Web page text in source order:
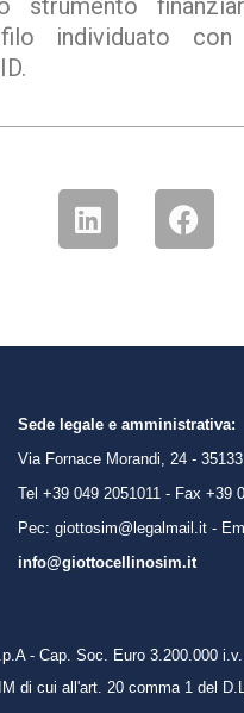
strumento
individuato
Sede legale e amministrativa:
Via Fornace Morandi, 24 -
Tel +39 049 2051011 - Fax +39
Pec: giottosim@legalmail.it -
info@giottocellinosim.it
- Cap. Soc. Euro 3.200.000
di cui all'art. 20 comma 1 del